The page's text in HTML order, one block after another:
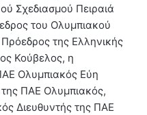
Σχεδιασμού Πειραιά
του Ολυμπιακού
της Ελληνικής
Κούβελος, η
Ολυμπιακός Εύη
ΠΑΕ Ολυμπιακός,
Διευθυντής της ΠΑΕ